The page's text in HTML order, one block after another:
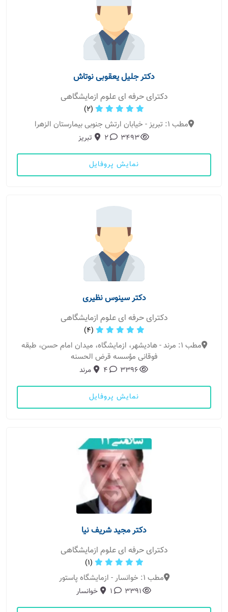
دکتر جلیل یعقوبی نوتاش
دکترای حرفه ای علوم ازمایشگاهی
(2)
مطب 1: تبریز - خیابان ارتش جنوبی بیمارستان الزهرا
3493
2 تبریز
نمایش پروفایل
دکتر سینوس نظیری
دکترای حرفه ای علوم ازمایشگاهی
(4)
مطب 1: مرند - هادیشهر، ازمایشگاه، میدان امام حسن، طبقه
فوقانی مؤسسه قرض الحسنه
3396
4 مرند
نمایش پروفایل
دکتر مجید شریف نیا
دکترای حرفه ای علوم ازمایشگاهی
(1)
مطب 1: خوانسار - ازمایشگاه پاستور
3391
1 خوانسار